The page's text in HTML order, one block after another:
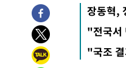
-2418초 전 >
[속보]경찰, '홍
-28641초 전 >
[속보]합참 "
화"
-28389초 전 >
-26819초 전 >
[속보] SKT,
장동혁,
"전국서
"국조